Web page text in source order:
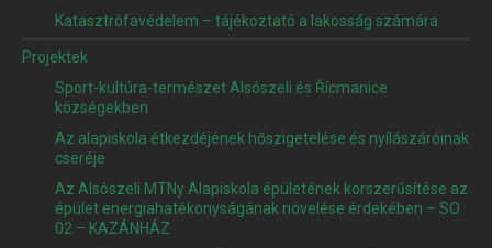
Katasztrófavédelem – tájékoztató a lakosság számára
Projektek
Sport-kultúra-természet Alsószeli és Řícmanice
községekben
Az alapiskola étkezdéjének hőszigetelése és nyílászáróinak
cseréje
Az Alsószeli MTNy Alapiskola épületének korszerűsítése az
épület energiahatékonyságának növelése érdekében – SO
02 – KAZÁNHÁZ